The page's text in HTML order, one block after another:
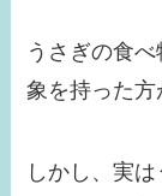
うさぎの食
象を持った方
しかし、実